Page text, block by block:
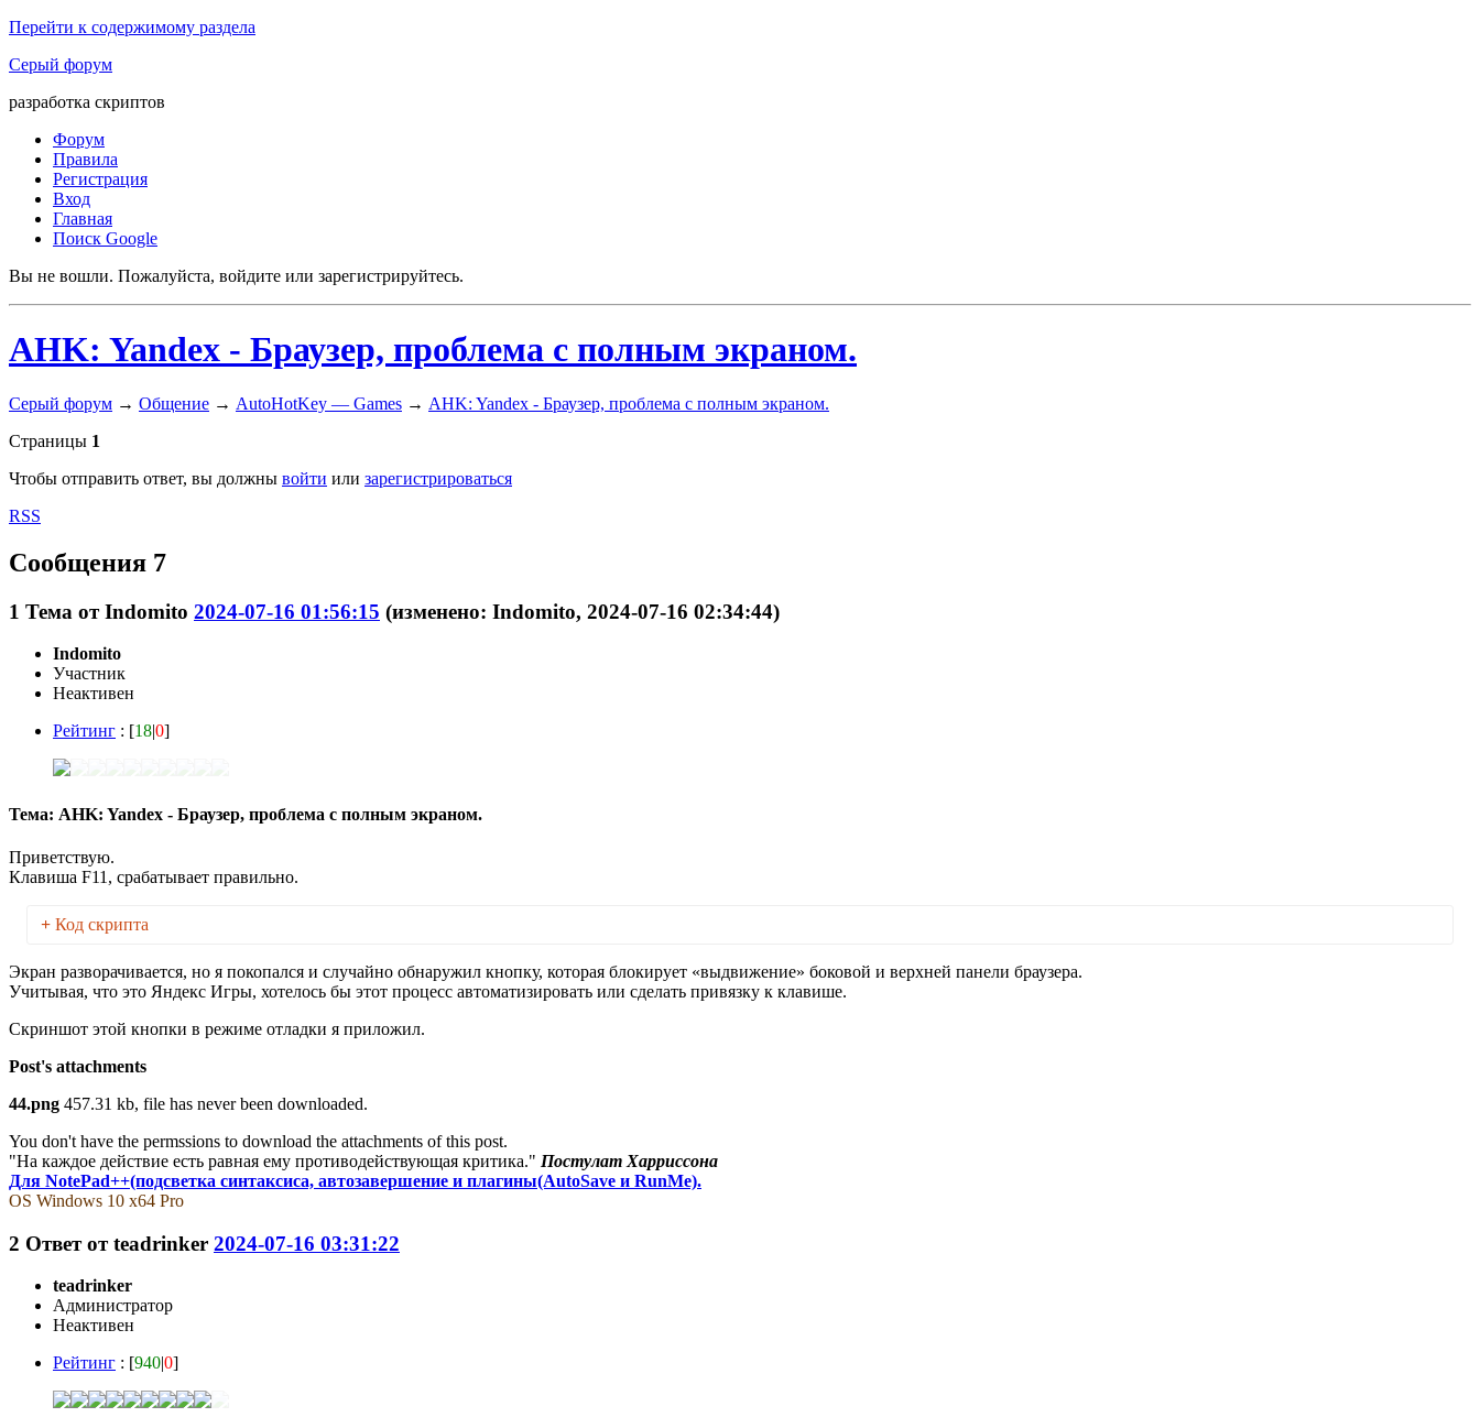
Перейти к содержимому раздела
Серый форум
разработка скриптов
Форум
Правила
Регистрация
Вход
Главная
Поиск Google
Вы не вошли. Пожалуйста, войдите или зарегистрируйтесь.
AHK: Yandex - Браузер, проблема с полным экраном.
Серый форум → Общение → AutoHotKey — Games → AHK: Yandex - Браузер, проблема с полным экраном.
Страницы 1
Чтобы отправить ответ, вы должны войти или зарегистрироваться
RSS
Сообщения 7
1 Тема отIndomito 2024-07-16 01:56:15 (изменено: Indomito, 2024-07-16 02:34:44)
Indomito
Участник
Неактивен
Рейтинг : [18|0]
Тема: AHK: Yandex - Браузер, проблема с полным экраном.
Приветствую.
Клавиша F11, срабатывает правильно.
+ Код скрипта
Экран разворачивается, но я покопался и случайно обнаружил кнопку, которая блокирует «выдвижение» боковой и верхней панели браузера.
Учитывая, что это Яндекс Игры, хотелось бы этот процесс автоматизировать или сделать привязку к клавише.
Скриншот этой кнопки в режиме отладки я приложил.
Post's attachments
44.png 457.31 kb, file has never been downloaded.
You don't have the permssions to download the attachments of this post.
"На каждое действие есть равная ему противодействующая критика." Постулат Харриссона
Для NotePad++(подсветка синтаксиса, автозавершение и плагины(AutoSave и RunMe).
OS Windows 10 x64 Pro
2 Ответ отteadrinker 2024-07-16 03:31:22
teadrinker
Администратор
Неактивен
Рейтинг : [940|0]